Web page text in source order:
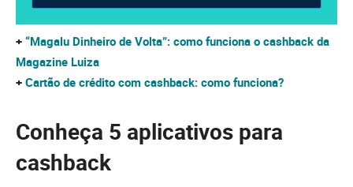
+ “Magalu Dinheiro de Volta”: como funciona o cashback da
Magazine Luiza
+ Cartão de crédito com cashback: como funciona?
Conheça 5 aplicativos para
cashback